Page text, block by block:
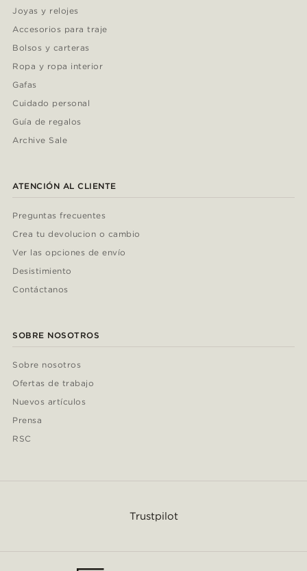
Joyas y relojes
Accesorios para traje
Bolsos y carteras
Ropa y ropa interior
Gafas
Cuidado personal
Guía de regalos
Archive Sale
ATENCIÓN AL CLIENTE
Preguntas frecuentes
Crea tu devolucion o cambio
Ver las opciones de envío
Desistimiento
Contáctanos
SOBRE NOSOTROS
Sobre nosotros
Ofertas de trabajo
Nuevos artículos
Prensa
RSC
Trustpilot